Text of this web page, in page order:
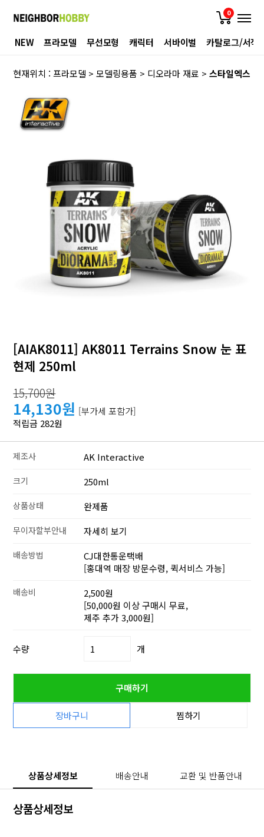
0
NEW 프라모델 무선모형 캐릭터 서바이벌 카탈로그/서적
현재위치 :프라모델 >모델링용품 > 디오라마 재료 >스타일엑스
[AIAK8011] AK8011 Terrains Snow 눈 표
현제 250ml
15,700원
14,130원 [부가세 포함가]
적립금 282원
제조사 AK Interactive
크기 250ml
상품상태 완제품
무이자할부안내 자세히 보기
배송방법
CJ대한통운택배
[홍대역 매장 방문수령, 퀵서비스 가능]
배송비
2,500원
[50,000원 이상 구매시 무료,
제주 추가 3,000원]
수량 개
구매하기
장바구니 찜하기
상품상세정보 배송안내 교환 및 반품안내
상품상세정보